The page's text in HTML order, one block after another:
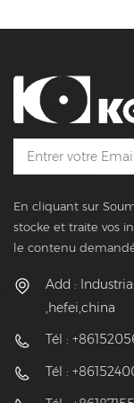
En cliquant sur
stocke et traite vos
le contenu
Add :
,hefei,china
Tél :
Tél :